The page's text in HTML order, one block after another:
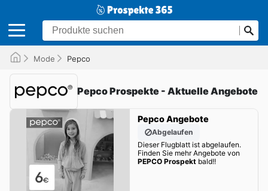
Mode Pepco
Pepco Prospekte - Aktuelle Angebote
Pepco Angebote
Abgelaufen
Dieser Flugblatt ist abgelaufen.
Finden Sie mehr Angebote von
PEPCO Prospektbald!!